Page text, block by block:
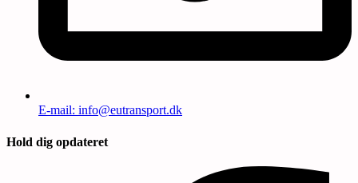
E-mail: info@eutransport.dk
Hold dig opdateret